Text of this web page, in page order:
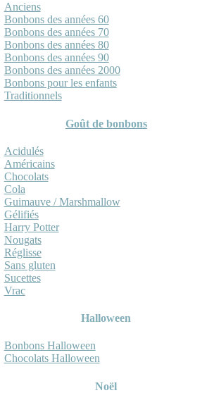
Anciens
Bonbons des années 60
Bonbons des années 70
Bonbons des années 80
Bonbons des années 90
Bonbons des années 2000
Bonbons pour les enfants
Traditionnels
Goût de bonbons
Acidulés
Américains
Chocolats
Cola
Guimauve / Marshmallow
Gélifiés
Harry Potter
Nougats
Réglisse
Sans gluten
Sucettes
Vrac
Halloween
Bonbons Halloween
Chocolats Halloween
Noël